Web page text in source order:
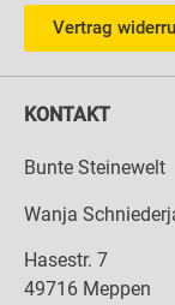
Vertrag
KONTAKT
Bunte Steinewelt
Wanja
Hasestr. 7
49716 Meppen